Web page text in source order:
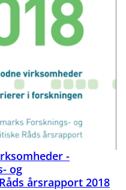
-
og
årsrapport 2018